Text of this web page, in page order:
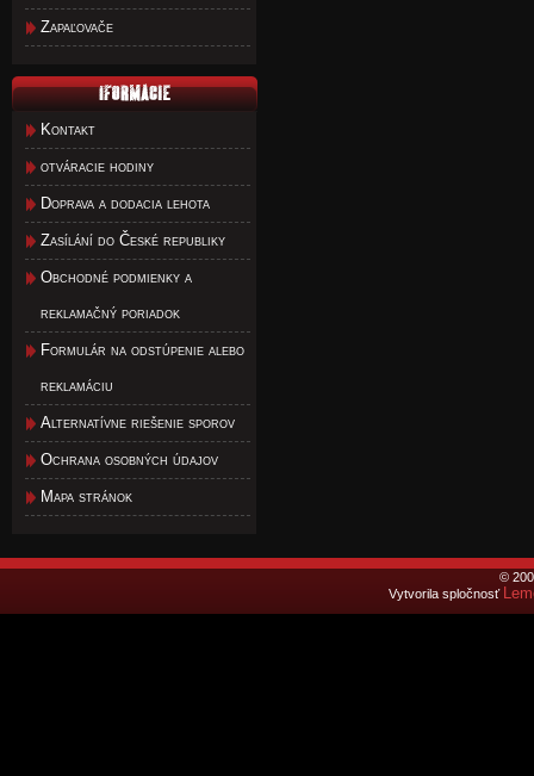
Zapaľovače
Kontakt
otváracie hodiny
Doprava a dodacia lehota
Zasílání do České republiky
Obchodné podmienky a
reklamačný poriadok
Formulár na odstúpenie alebo
reklamáciu
Alternatívne riešenie sporov
Ochrana osobných údajov
Mapa stránok
©
Vytvorila spločnosť